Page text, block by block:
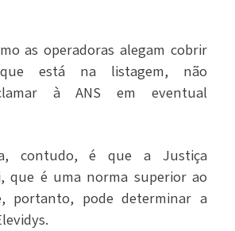
as operadoras alegam cobrir
está na listagem, não
à ANS em eventual
contudo, é que a Justiça
que é uma norma superior ao
portanto, pode determinar a